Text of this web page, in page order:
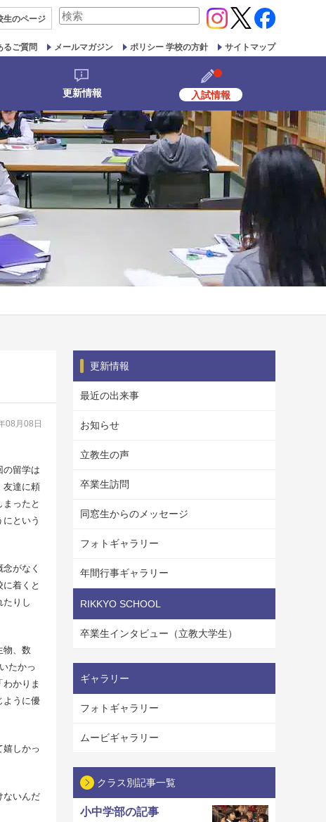
生のページ
検
対
象:
るご質問 メールマガジン ポリシー 学校の方針 サイトマップ
更新情報 入試情報
08月08日
の留学は
友達に頼
ったと
という
がなく
着くと
たりし
物、数
たかっ
かりま
ように優
しかっ
ないんだ
更新情報
最近の出来事
お知らせ
立教生の声
卒業生訪問
同窓生からのメッセージ
フォトギャラリー
年間行事ギャラリー
RIKKYO SCHOOL
卒業生インタビュー（立教大学生）
ギャラリー
フォトギャラリー
ムービギャラリー
クラス別記事一覧
小中学部の記事